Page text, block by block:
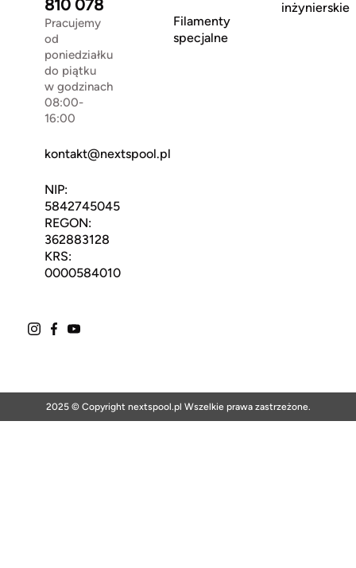
810 078
Pracujemy
od
poniedziałku
do piątku
w godzinach
08:00-
16:00
kontakt@nextspool.pl
NIP:
5842745045
REGON:
362883128
KRS:
0000584010
Filamenty
specjalne
inżynierskie